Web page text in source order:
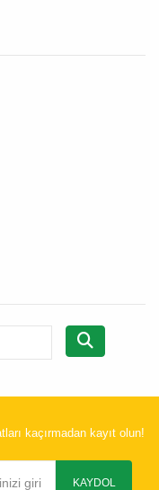
kaçırmadan kayıt olun!
KAYDOL